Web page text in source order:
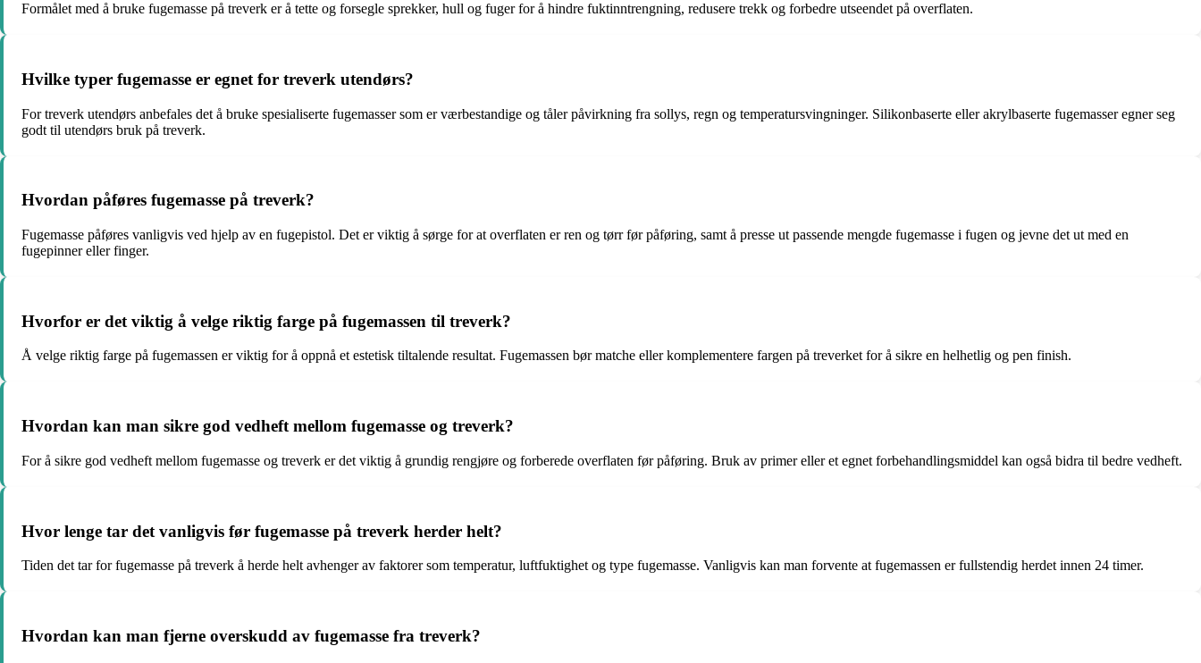
Formålet med å bruke fugemasse på treverk er å tette og forsegle sprekker, hull og fuger for å hindre fuktinntrengning, redusere trekk og forbedre utseendet på overflaten.
Hvilke typer fugemasse er egnet for treverk utendørs?
For treverk utendørs anbefales det å bruke spesialiserte fugemasser som er værbestandige og tåler påvirkning fra sollys, regn og temperatursvingninger. Silikonbaserte eller akrylbaserte fugemasser egner seg
godt til utendørs bruk på treverk.
Hvordan påføres fugemasse på treverk?
Fugemasse påføres vanligvis ved hjelp av en fugepistol. Det er viktig å sørge for at overflaten er ren og tørr før påføring, samt å presse ut passende mengde fugemasse i fugen og jevne det ut med en
fugepinner eller finger.
Hvorfor er det viktig å velge riktig farge på fugemassen til treverk?
Å velge riktig farge på fugemassen er viktig for å oppnå et estetisk tiltalende resultat. Fugemassen bør matche eller komplementere fargen på treverket for å sikre en helhetlig og pen finish.
Hvordan kan man sikre god vedheft mellom fugemasse og treverk?
For å sikre god vedheft mellom fugemasse og treverk er det viktig å grundig rengjøre og forberede overflaten før påføring. Bruk av primer eller et egnet forbehandlingsmiddel kan også bidra til bedre vedheft.
Hvor lenge tar det vanligvis før fugemasse på treverk herder helt?
Tiden det tar for fugemasse på treverk å herde helt avhenger av faktorer som temperatur, luftfuktighet og type fugemasse. Vanligvis kan man forvente at fugemassen er fullstendig herdet innen 24 timer.
Hvordan kan man fjerne overskudd av fugemasse fra treverk?